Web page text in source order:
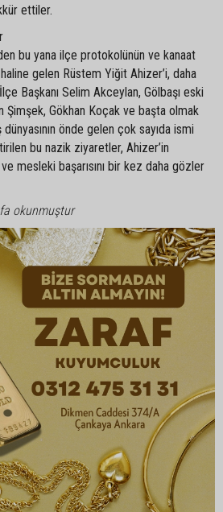
ettiler.
bu yana ilçe protokolünün ve kanaat
gelen Rüstem Yiğit Ahizer’i, daha
Başkanı Selim Akceylan, Gölbaşı eski
Şimşek, Gökhan Koçak ve başta olmak
önde gelen çok sayıda ismi
bu nazik ziyaretler, Ahizer’in
mesleki başarısını bir kez daha gözler
okunmuştur